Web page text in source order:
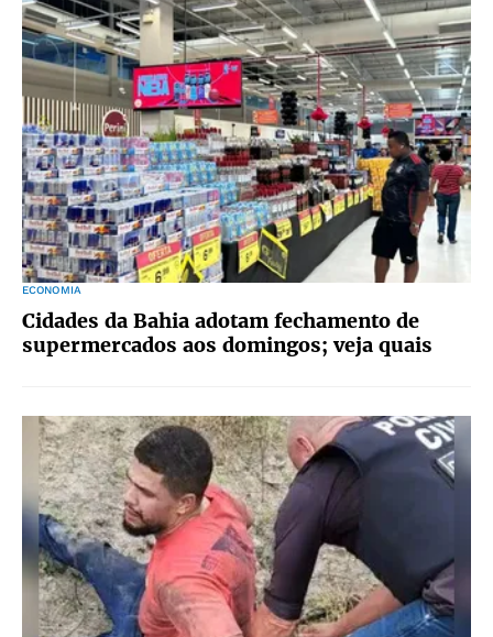
ECONOMIA
Cidades da Bahia adotam fechamento de
supermercados aos domingos; veja quais